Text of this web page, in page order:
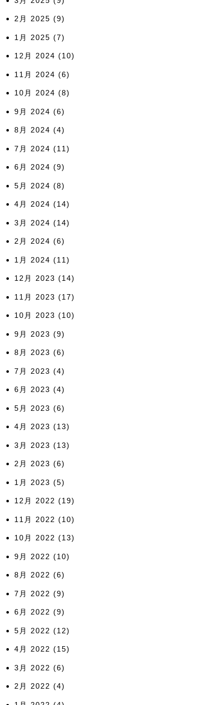
2月 2025 (9)
1月 2025 (7)
12月 2024 (10)
11月 2024 (6)
10月 2024 (8)
9月 2024 (6)
8月 2024 (4)
7月 2024 (11)
6月 2024 (9)
5月 2024 (8)
4月 2024 (14)
3月 2024 (14)
2月 2024 (6)
1月 2024 (11)
12月 2023 (14)
11月 2023 (17)
10月 2023 (10)
9月 2023 (9)
8月 2023 (6)
7月 2023 (4)
6月 2023 (4)
5月 2023 (6)
4月 2023 (13)
3月 2023 (13)
2月 2023 (6)
1月 2023 (5)
12月 2022 (19)
11月 2022 (10)
10月 2022 (13)
9月 2022 (10)
8月 2022 (6)
7月 2022 (9)
6月 2022 (9)
5月 2022 (12)
4月 2022 (15)
3月 2022 (6)
2月 2022 (4)